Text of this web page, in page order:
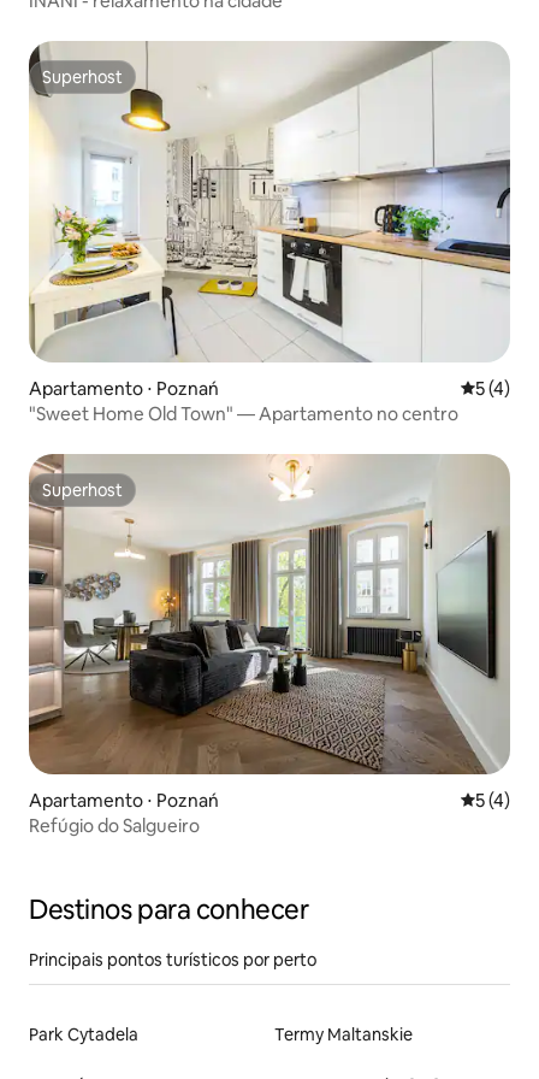
Superhost
Superhost
Apartamento ⋅ Poznań 5 de
5 (4)
"Sweet Home Old Town" — Apartamento no centro
Superhost
Superhost
Apartamento ⋅ Poznań 5 de
5 (4)
Refúgio do Salgueiro
Destinos para conhecer
Principais pontos turísticos por perto
Park Cytadela Termy Maltanskie